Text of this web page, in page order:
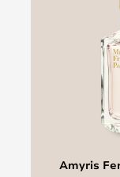
Amyris